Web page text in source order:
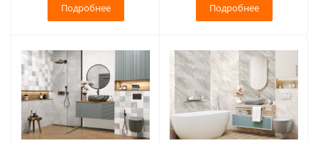
Подробнее Подробнее